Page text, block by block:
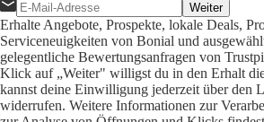
Weiter
Erhalte Angebote, Prospekte, lokale Deals,
Serviceneuigkeiten von Bonial und
gelegentliche Bewertungsanfragen von
Klick auf „Weiter" willigst du in den Erhalt
kannst deine Einwilligung jederzeit über den
widerrufen. Weitere Informationen zur